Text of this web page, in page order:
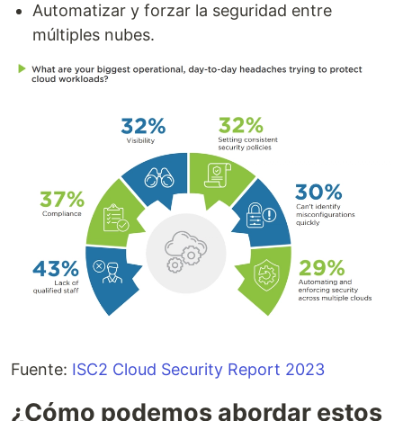
Automatizar y forzar la seguridad entre
múltiples nubes.
Fuente: ISC2 Cloud Security Report 2023
¿Cómo podemos abordar estos